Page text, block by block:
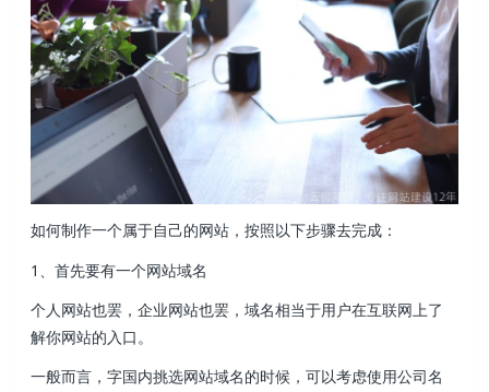
如何制作一个属于自己的网站，按照以下步骤去完成：
1、首先要有一个网站域名
个人网站也罢，企业网站也罢，域名相当于用户在互联网上了
解你网站的入口。
一般而言，字国内挑选网站域名的时候，可以考虑使用公司名